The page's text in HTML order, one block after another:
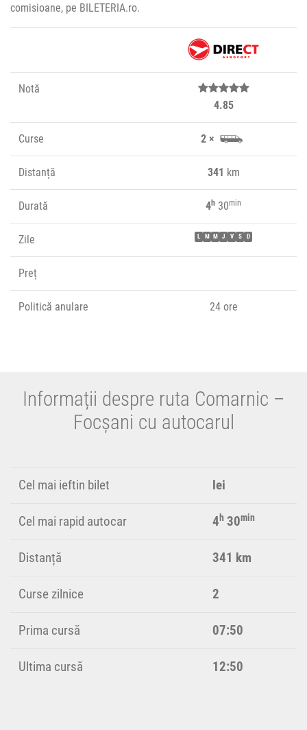
comisioane, pe BILETERIA.ro.
Notă
4.85
Curse 2 ×
Distanță 341 km
Durată 4h 30min
Zile L M M J V S D
Preț
Politică anulare 24 ore
Informații despre ruta Comarnic –
Focșani cu autocarul
Cel mai ieftin bilet lei
Cel mai rapid autocar 4h 30min
Distanță 341 km
Curse zilnice 2
Prima cursă 07:50
Ultima cursă 12:50